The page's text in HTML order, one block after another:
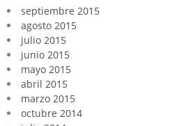
septiembre 2015
agosto 2015
julio 2015
junio 2015
mayo 2015
abril 2015
marzo 2015
octubre 2014